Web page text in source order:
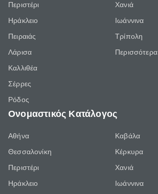
Περιστέρι
Ηράκλειο
Πειραιάς
Λάρισα
Καλλιθέα
Σέρρες
Ρόδος
Χανιά
Ιωάννινα
Τρίπολη
Περισσότερα
Ονομαστικός Κατάλογος
Αθήνα
Θεσσαλονίκη
Περιστέρι
Ηράκλειο
Καβάλα
Κέρκυρα
Χανιά
Ιωάννινα